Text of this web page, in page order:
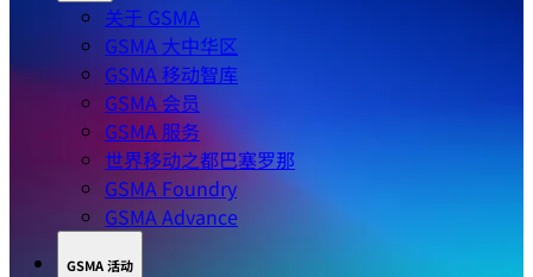
关于 GSMA
GSMA 大中华区
GSMA 移动智库
GSMA 会员
GSMA 服务
世界移动之都巴塞罗那
GSMA Foundry
GSMA Advance
GSMA 活动